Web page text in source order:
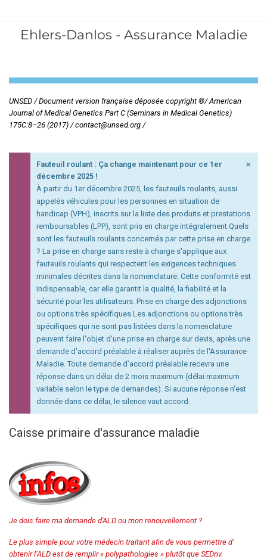
Ehlers-Danlos - Assurance Maladie
UNSED / Document version française déposée copyright ®/ American
Journal of Medical Genetics Part C (Seminars in Medical Genetics)
175C:8–26 (2017) / contact@unsed.org /
Fauteuil roulant : Ça change maintenant pour ce 1er
décembre 2025 !
À partir du 1er décembre 2025, les fauteuils roulants, aussi
appelés véhicules pour les personnes en situation de
handicap (VPH), inscrits sur la liste des produits et prestations
remboursables (LPP), sont pris en charge intégralement.Quels
sont les fauteuils roulants concernés par cette prise en charge
? La prise en charge sans reste à charge s'applique aux
fauteuils roulants qui respectent les exigences techniques
minimales décrites dans la nomenclature. Cette conformité est
indispensable, car elle garantit la qualité, la fiabilité et la
sécurité pour les utilisateurs. Prise en charge des adjonctions
ou options très spécifiques Les adjonctions ou options très
spécifiques qui ne sont pas listées dans la nomenclature
peuvent faire l'objet d'une prise en charge sur devis, après une
demande d'accord préalable à réaliser auprès de l'Assurance
Maladie. Toute demande d’accord préalable recevra une
réponse dans un délai de 2 mois maximum (délai maximum
variable selon le type de demandes). Si aucune réponse n'est
donnée dans ce délai, le silence vaut accord.
×
Caisse primaire d'assurance maladie
Je dois faire ma demande d'ALD ou mon renouvellement ?
Le plus simple pour votre médecin traitant afin de vous permettre d'
obtenir l’ALD est de remplir « polypathologies » plutôt que SEDnv.